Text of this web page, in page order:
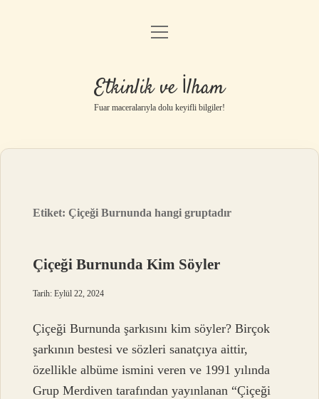
Anasayfa
Gizlilik Politikası
Yasal Uyarı
menüyü
Etkinlik ve İlham
Fuar maceralarıyla dolu keyifli bilgiler!
Etiket:Çiçeği Burnunda hangi gruptadır
Çiçeği Burnunda Kim Söyler
Tarih: Eylül 22, 2024
Çiçeği Burnunda şarkısını kim söyler? Birçok
şarkının bestesi ve sözleri sanatçıya aittir,
özellikle albüme ismini veren ve 1991 yılında
Grup Merdiven tarafından yayınlanan “Çiçeği